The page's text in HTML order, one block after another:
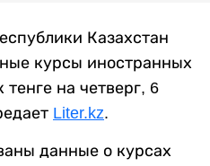
Казахстан
курсы иностранных
на четверг, 6
Liter.kz.
данные о курсах